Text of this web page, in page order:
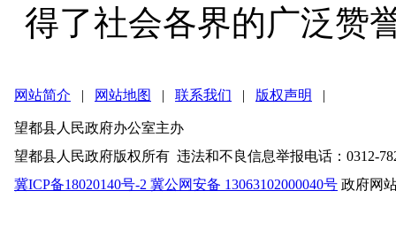
得了社会各界的广泛赞